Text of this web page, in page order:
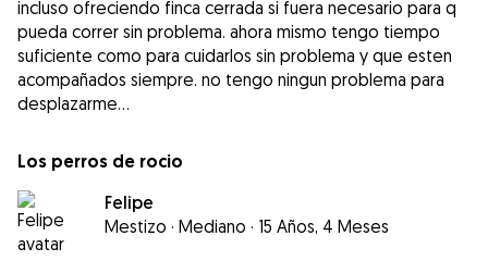
incluso ofreciendo finca cerrada si fuera necesario para q
pueda correr sin problema. ahora mismo tengo tiempo
suficiente como para cuidarlos sin problema y que esten
acompañados siempre. no tengo ningun problema para
desplazarme...
Los perros de rocio
Felipe
Mestizo · Mediano · 15 Años, 4 Meses